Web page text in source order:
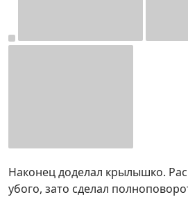
Наконец доделал крылышко.
убого, зато сделал